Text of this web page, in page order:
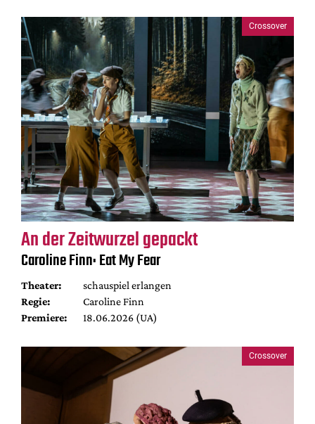
Crossover
An der Zeitwurzel gepackt
Caroline Finn: Eat My Fear
Theater:
schauspiel erlangen
Regie:
Caroline Finn
Premiere:
18.06.2026 (UA)
Crossover